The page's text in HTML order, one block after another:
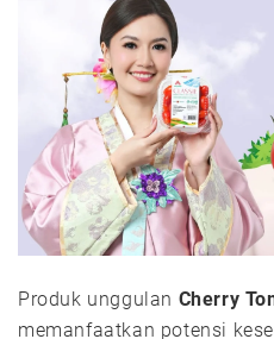
Produk unggulan Cherry
memanfaatkan potensi